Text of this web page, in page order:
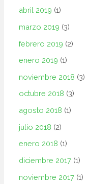
abril 2019 (1)
marzo 2019 (3)
febrero 2019 (2)
enero 2019 (1)
noviembre 2018 (3)
octubre 2018 (3)
agosto 2018 (1)
julio 2018 (2)
enero 2018 (1)
diciembre 2017 (1)
noviembre 2017 (1)